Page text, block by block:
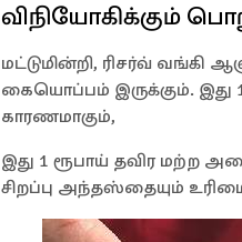
விநியோகிக்கும்
மட்டுமின்றி, ரிசர்வ் வங்கி
கையொப்பம் இருக்கும். இது
காரணமாகும்,
இது 1 ரூபாய் தவிர மற்ற
சிறப்பு அந்தஸ்தையும்